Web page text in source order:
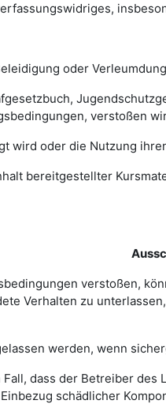
oder
verstoßen
wird oder die Nutzung
bereitgestellter
verstoßen,
Verhalten zu
werden, wenn
dass der Betreiber
schädlicher